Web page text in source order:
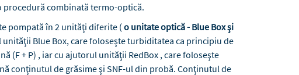
procedură combinată termo-optică.
pompată în 2 unităţi diferite (o unitate optică - Blue Box şi
unităţii Blue Box, care foloseşte turbiditatea ca principiu de
(F + P) , iar cu ajutorul unităţii RedBox , care foloseşte
conţinutul de grăsime şi SNF-ul din probă. Conţinutul de